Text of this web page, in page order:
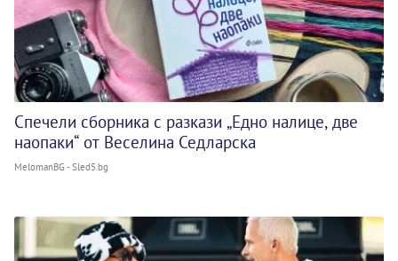
Спечели сборника с разкази „Едно налице, две
наопаки“ от Веселина Седларска
MelomanBG - Sled5.bg